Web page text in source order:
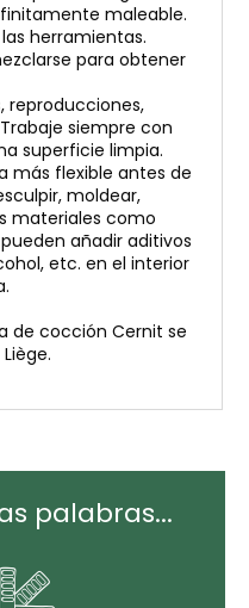
maleable.
herramientas.
para obtener
reproducciones,
siempre con
superficie limpia.
más flexible antes de
moldear,
materiales como
añadir aditivos
etc. en el interior
de cocción Cernit se
palabras...